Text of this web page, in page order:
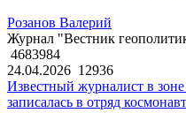
Розанов Валерий
Журнал "Вестник
4683984
24.04.2026 12936
Известный журналист в
записалась в отряд